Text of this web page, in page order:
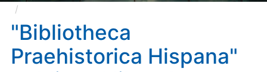
de Alfonso Fraguas Bravo titulado "El arte rupestre
prehistórico de África nororiental: nuevas teorías y
metodologías"
"Bibliotheca
Praehistorica Hispana"